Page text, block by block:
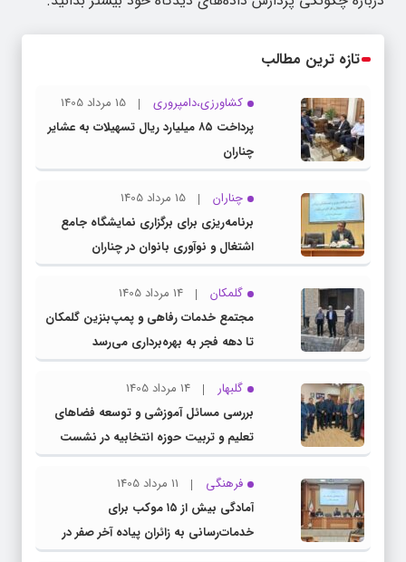
تازه ترین مطالب
کشاورزی،دامپروری
15 مرداد 1405
پرداخت ۸۵ میلیارد ریال تسهیلات به عشایر
چناران
چناران
15 مرداد 1405
برنامه‌ریزی برای برگزاری نمایشگاه جامع
اشتغال و نوآوری بانوان در چناران
گلمکان
14 مرداد 1405
مجتمع خدمات رفاهی و پمپ‌بنزین گلمکان
تا دهه فجر به بهره‌برداری می‌رسد
گلبهار
14 مرداد 1405
بررسی مسائل آموزشی و توسعه فضاهای
تعلیم و تربیت حوزه انتخابیه در نشست
مشترک عضو کمیسیون آموزش مجلس با
مدیرکل آموزش و پرورش خراسان رضوی
فرهنگی
11 مرداد 1405
آمادگی بیش از ۱۵ موکب برای
خدمات‌رسانی به زائران پیاده آخر صفر در
شهرستان چناران